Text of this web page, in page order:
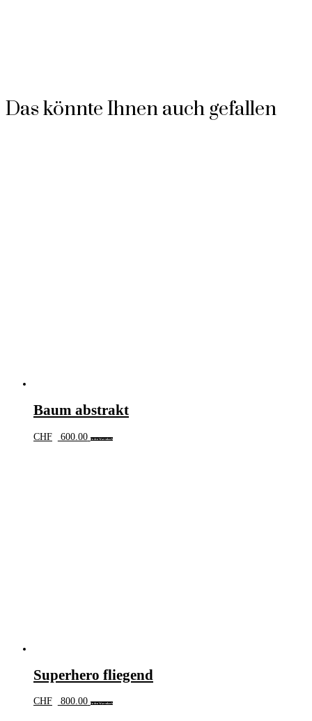
Das könnte Ihnen auch gefallen
Baum abstrakt
CHF 600.00 In den Warenkorb
Superhero fliegend
CHF 800.00 In den Warenkorb